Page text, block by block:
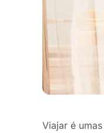
Viajar é